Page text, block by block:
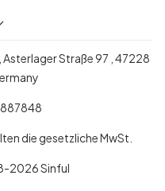
Straße 97 , 47228
die gesetzliche MwSt.
2026 Sinful